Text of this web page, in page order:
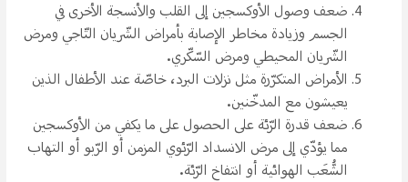
ضعف وصول الأوكسجين إلى القلب والأنسجة الأخرى في
الجسم وزيادة مخاطر الإصابة بأمراض الشّريان التّاجي ومرض
الشّريان المحيطي ومرض السّكّري.
الأمراض المتكرّرة مثل نزلات البرد، خاصّة عند الأطفال الذين
يعيشون مع المدخّنين.
ضعف قدرة الرّئة على الحصول على ما يكفي من الأوكسجين
مما يؤدّي إلى مرض الانسداد الرّئوي المزمن أو الرّبو أو التهاب
الشُّعَب الهوائية أو انتفاخ الرّئة.